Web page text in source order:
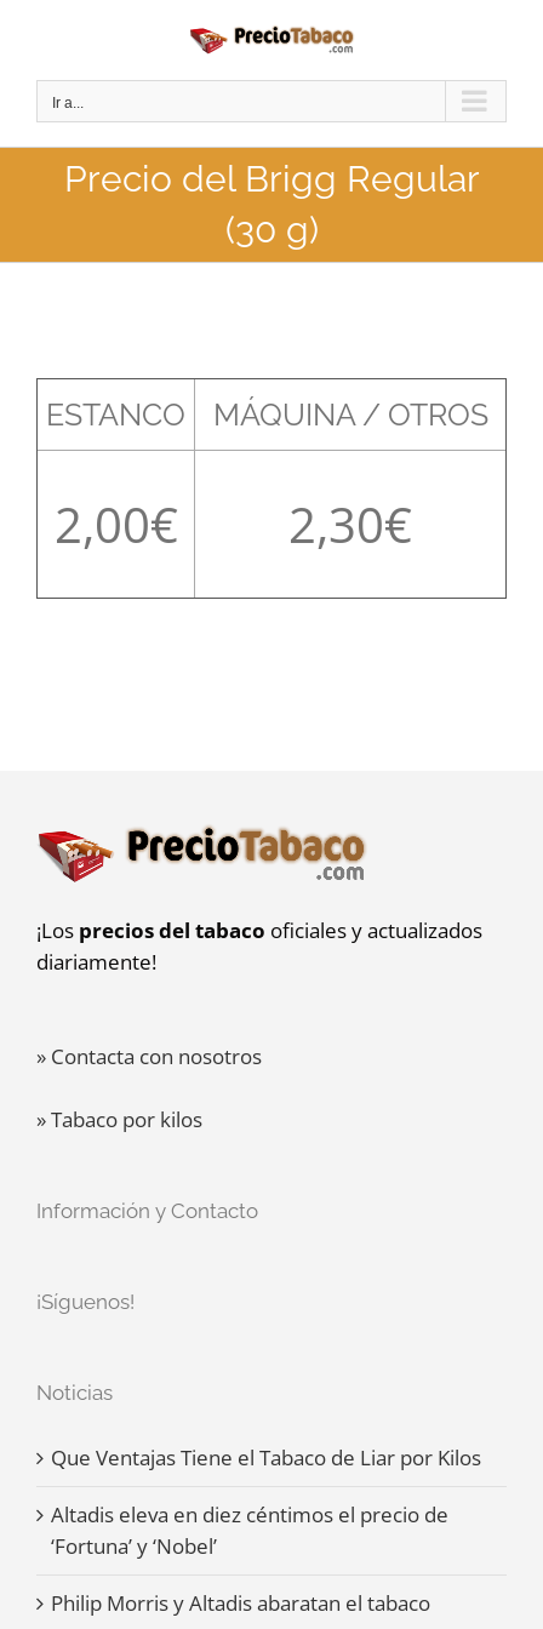
contenido
Ir a...
Precio del Brigg Regular
(30 g)
ESTANCO MÁQUINA / OTROS
2,00 2,30
¡Los precios del tabaco oficiales y actualizados
diariamente!
» Contacta con nosotros
» Tabaco por kilos
Información y Contacto
¡Síguenos!
Noticias
Que Ventajas Tiene el Tabaco de Liar por Kilos
Altadis eleva en diez céntimos el precio de
‘Fortuna’ y ‘Nobel’
Philip Morris y Altadis abaratan el tabaco